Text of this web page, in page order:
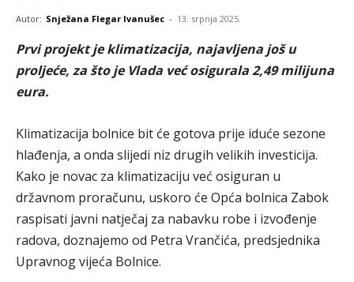
Autor: Snježana Flegar Ivanušec - 13. srpnja 2025.
Prvi projekt je klimatizacija, najavljena još u
proljeće, za što je Vlada već osigurala 2,49 milijuna
eura.
Klimatizacija bolnice bit će gotova prije iduće sezone
hlađenja, a onda slijedi niz drugih velikih investicija.
Kako je novac za klimatizaciju već osiguran u
državnom proračunu, uskoro će Opća bolnica Zabok
raspisati javni natječaj za nabavku robe i izvođenje
radova, doznajemo od Petra Vrančića, predsjednika
Upravnog vijeća Bolnice.